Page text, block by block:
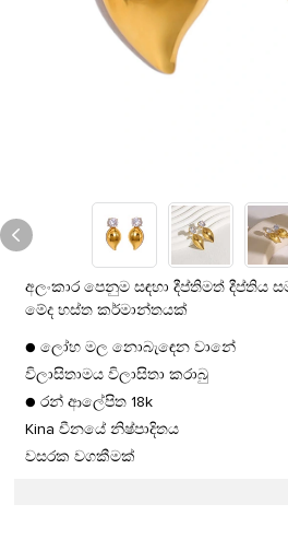
අලංකාර පෙනුම සඳහා දීප්තිමත් දීප්තිය
මේද හස්ත කර්මාන්තයක්
● ලෝහ මල නොබැඳෙන වානේ
විලාසිතාමය විලාසිතා කරාබු
● රන් ආලේපිත 18k
Kina චීනයේ නිෂ්පාදිතය
වසරක වගකීමක්